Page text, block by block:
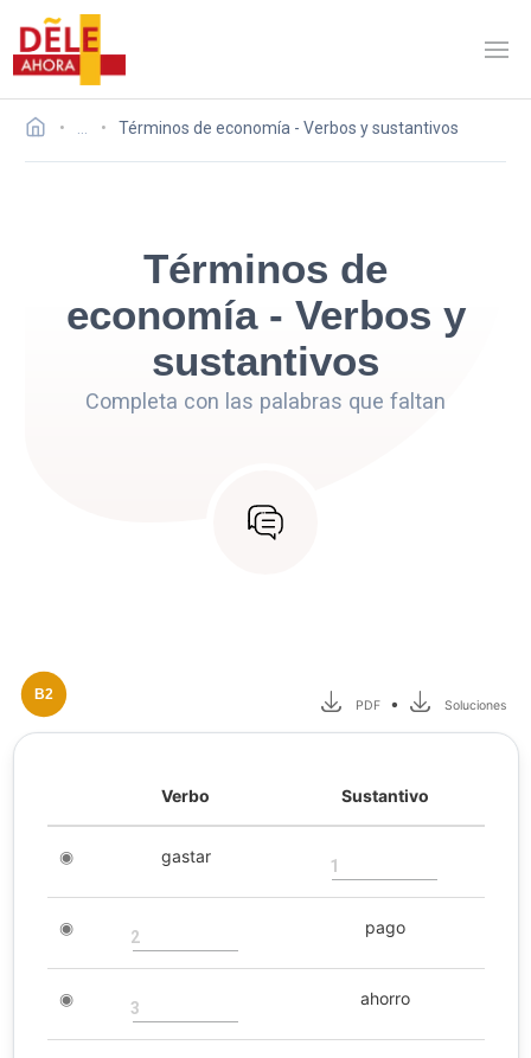
Términos de economía - Verbos y sustantivos
Términos de
economía - Verbos y
sustantivos
Completa con las palabras que faltan
B2
PDF • Soluciones
Verbo Sustantivo
◉ gastar 1
◉ 2 pago
◉ 3 ahorro